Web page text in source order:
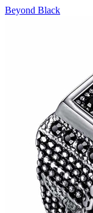
Beyond Black